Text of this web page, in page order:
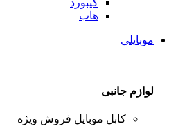
هاب
موبایلی
لوازم جانبی
کابل موبایل فروش ویژه